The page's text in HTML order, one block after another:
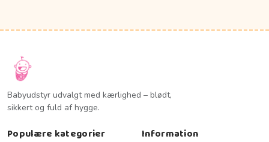
Babyudstyr udvalgt med kærlighed – blødt,
sikkert og fuld af hygge.
Populære kategorier Information